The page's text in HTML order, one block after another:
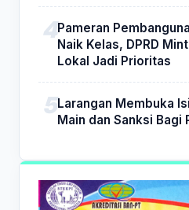
Pameran
Naik Kelas, DPRD
Lokal Jadi Prioritas
Larangan Membuka
Main dan Sanksi Bagi